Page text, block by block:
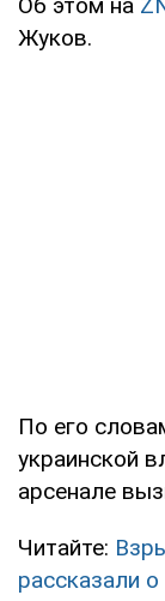
Жуков.
По его
украинской
арсенале
Читайте:
рассказали